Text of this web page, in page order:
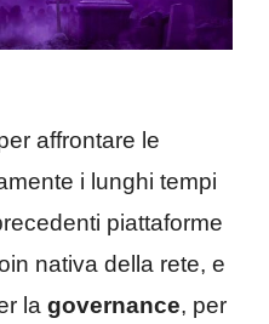
affrontare le
i lunghi tempi
piattaforme
nativa della rete, e
la governance, per